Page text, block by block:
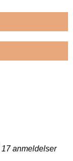
17anmeldelser